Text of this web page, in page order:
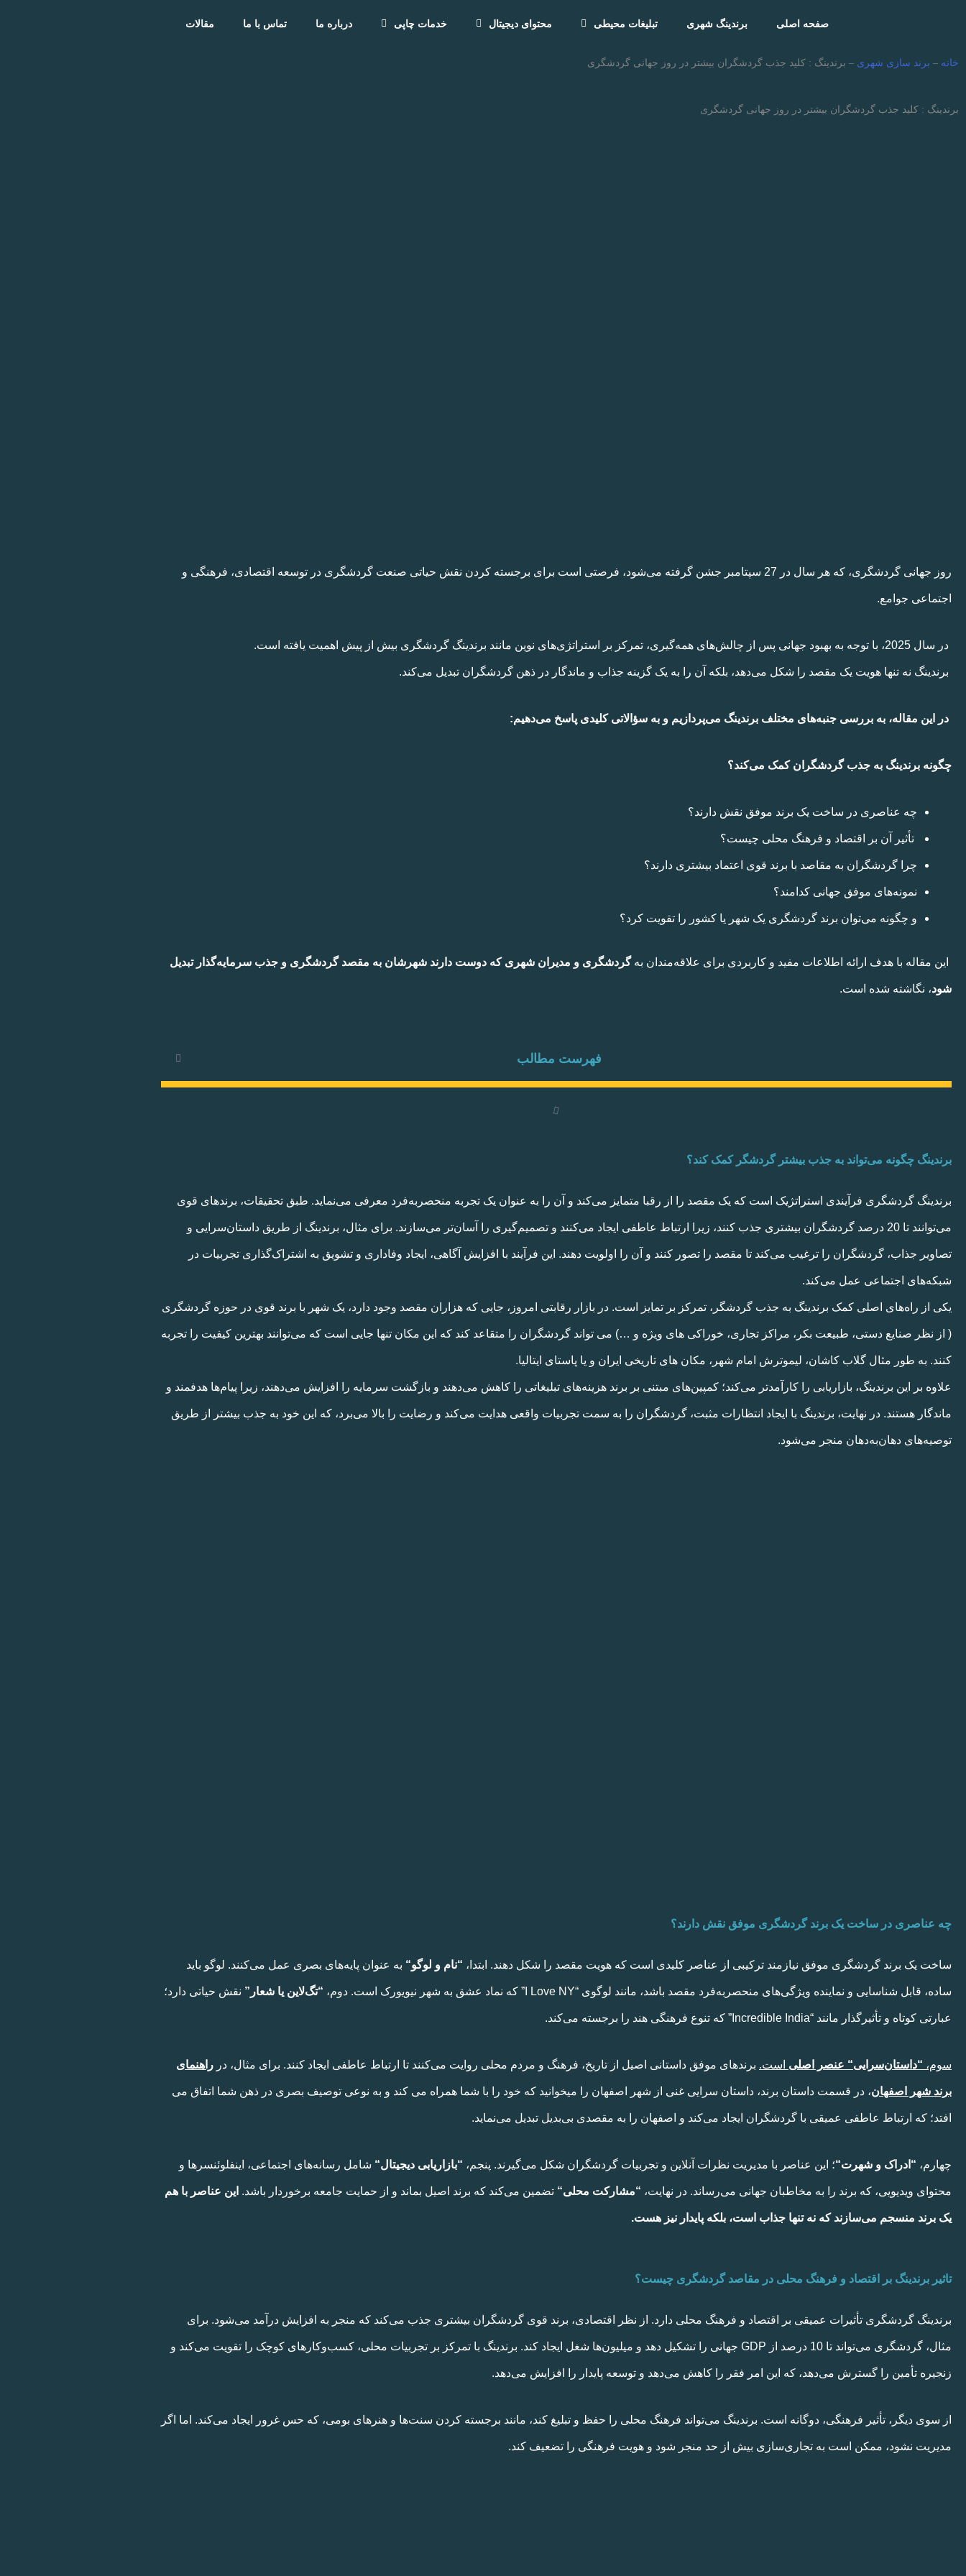
صفحه اصلی برندینگ شهری تبلیغات محیطی محتوای دیجیتال خدمات چاپی درباره ما تماس با ما مقالات
خانه – برند سازی شهری – برندینگ : کلید جذب گردشگران بیشتر در روز جهانی گردشگری
برندینگ : کلید جذب گردشگران بیشتر در روز جهانی گردشگری
روز جهانی گردشگری، که هر سال در 27 سپتامبر جشن گرفته می‌شود، فرصتی است برای برجسته کردن نقش حیاتی صنعت گردشگری در توسعه اقتصادی، فرهنگی و
اجتماعی جوامع.
در سال 2025، با توجه به بهبود جهانی پس از چالش‌های همه‌گیری، تمرکز بر استراتژی‌های نوین مانند برندینگ گردشگری بیش از پیش اهمیت یافته است.
برندینگ نه تنها هویت یک مقصد را شکل می‌دهد، بلکه آن را به یک گزینه جذاب و ماندگار در ذهن گردشگران تبدیل می‌کند.
در این مقاله، به بررسی جنبه‌های مختلف برندینگ می‌پردازیم و به سؤالاتی کلیدی پاسخ می‌دهیم:
چگونه برندینگ به جذب گردشگران کمک می‌کند؟
چه عناصری در ساخت یک برند موفق نقش دارند؟
تأثیر آن بر اقتصاد و فرهنگ محلی چیست؟
چرا گردشگران به مقاصد با برند قوی اعتماد بیشتری دارند؟
نمونه‌های موفق جهانی کدامند؟
و چگونه می‌توان برند گردشگری یک شهر یا کشور را تقویت کرد؟
این مقاله با هدف ارائه اطلاعات مفید و کاربردی برای علاقه‌مندان به گردشگری و مدیران شهری که دوست دارند شهرشان به مقصد گردشگری و جذب سرمایه‌گذار تبدیل
شود، نگاشته شده است.
فهرست مطالب
برندینگ چگونه می‌تواند به جذب بیشتر گردشگر کمک کند؟
برندینگ گردشگری فرآیندی استراتژیک است که یک مقصد را از رقبا متمایز می‌کند و آن را به عنوان یک تجربه منحصربه‌فرد معرفی می‌نماید. طبق تحقیقات، برندهای قوی
می‌توانند تا 20 درصد گردشگران بیشتری جذب کنند، زیرا ارتباط عاطفی ایجاد می‌کنند و تصمیم‌گیری را آسان‌تر می‌سازند. برای مثال، برندینگ از طریق داستان‌سرایی و
تصاویر جذاب، گردشگران را ترغیب می‌کند تا مقصد را تصور کنند و آن را اولویت دهند. این فرآیند با افزایش آگاهی، ایجاد وفاداری و تشویق به اشتراک‌گذاری تجربیات در
شبکه‌های اجتماعی عمل می‌کند.
یکی از راه‌های اصلی کمک برندینگ به جذب گردشگر، تمرکز بر تمایز است. در بازار رقابتی امروز، جایی که هزاران مقصد وجود دارد، یک شهر با برند قوی در حوزه گردشگری
( از نظر صنایع دستی، طبیعت بکر، مراکز تجاری، خوراکی های ویژه و …) می تواند گردشگران را متقاعد ‌کند که این مکان تنها جایی است که می‌توانند بهترین کیفیت را تجربه
کنند. به طور مثال گلاب کاشان، لیموترش امام شهر، مکان های تاریخی ایران و یا پاستای ایتالیا.
علاوه بر این برندینگ، بازاریابی را کارآمدتر می‌کند؛ کمپین‌های مبتنی بر برند هزینه‌های تبلیغاتی را کاهش می‌دهند و بازگشت سرمایه را افزایش می‌دهند، زیرا پیام‌ها هدفمند و
ماندگار هستند. در نهایت، برندینگ با ایجاد انتظارات مثبت، گردشگران را به سمت تجربیات واقعی هدایت می‌کند و رضایت را بالا می‌برد، که این خود به جذب بیشتر از طریق
توصیه‌های دهان‌به‌دهان منجر می‌شود.
چه عناصری در ساخت یک برند گردشگری موفق نقش دارند؟
ساخت یک برند گردشگری موفق نیازمند ترکیبی از عناصر کلیدی است که هویت مقصد را شکل دهند. ابتدا، “نام و لوگو“ به عنوان پایه‌های بصری عمل می‌کنند. لوگو باید
ساده، قابل شناسایی و نماینده ویژگی‌های منحصربه‌فرد مقصد باشد، مانند لوگوی “I Love NY” که نماد عشق به شهر نیویورک است. دوم، “تگلاین یا شعار ” نقش حیاتی دارد؛
عبارتی کوتاه و تأثیرگذار مانند “Incredible India” که تنوع فرهنگی هند را برجسته می‌کند.
سوم، “داستان‌سرایی“ عنصر اصلی است. برندهای موفق داستانی اصیل از تاریخ، فرهنگ و مردم محلی روایت می‌کنند تا ارتباط عاطفی ایجاد کنند. برای مثال، در راهنمای
برند شهر اصفهان، در قسمت داستان برند، داستان سرایی غنی از شهر اصفهان را میخوانید که خود را با شما همراه می کند و به نوعی توصیف بصری در ذهن شما اتفاق می
افتد؛ که ارتباط عاطفی عمیقی با گردشگران ایجاد می‌کند و اصفهان را به مقصدی بی‌بدیل تبدیل می‌نماید.
چهارم، “ ادراک و شهرت“؛ این عناصر با مدیریت نظرات آنلاین و تجربیات گردشگران شکل می‌گیرند. پنجم، “بازاریابی دیجیتال“ شامل رسانه‌های اجتماعی، اینفلوئنسرها و
محتوای ویدیویی، که برند را به مخاطبان جهانی می‌رساند. در نهایت، “مشارکت محلی“ تضمین می‌کند که برند اصیل بماند و از حمایت جامعه برخوردار باشد. این عناصر با هم
یک برند منسجم می‌سازند که نه تنها جذاب است، بلکه پایدار نیز هست.
تاثیر برندینگ بر اقتصاد و فرهنگ محلی در مقاصد گردشگری چیست؟
برندینگ گردشگری تأثیرات عمیقی بر اقتصاد و فرهنگ محلی دارد. از نظر اقتصادی، برند قوی گردشگران بیشتری جذب می‌کند که منجر به افزایش درآمد می‌شود. برای
مثال، گردشگری می‌تواند تا 10 درصد از GDP جهانی را تشکیل دهد و میلیون‌ها شغل ایجاد کند. برندینگ با تمرکز بر تجربیات محلی، کسب‌وکارهای کوچک را تقویت می‌کند و
زنجیره تأمین را گسترش می‌دهد، که این امر فقر را کاهش می‌دهد و توسعه پایدار را افزایش می‌دهد.
از سوی دیگر، تأثیر فرهنگی، دوگانه است. برندینگ می‌تواند فرهنگ محلی را حفظ و تبلیغ کند، مانند برجسته کردن سنت‌ها و هنرهای بومی، که حس غرور ایجاد می‌کند. اما اگر
مدیریت نشود، ممکن است به تجاری‌سازی بیش از حد منجر شود و هویت فرهنگی را تضعیف کند.